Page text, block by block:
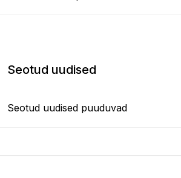
Seotud uudised
Seotud uudised puuduvad